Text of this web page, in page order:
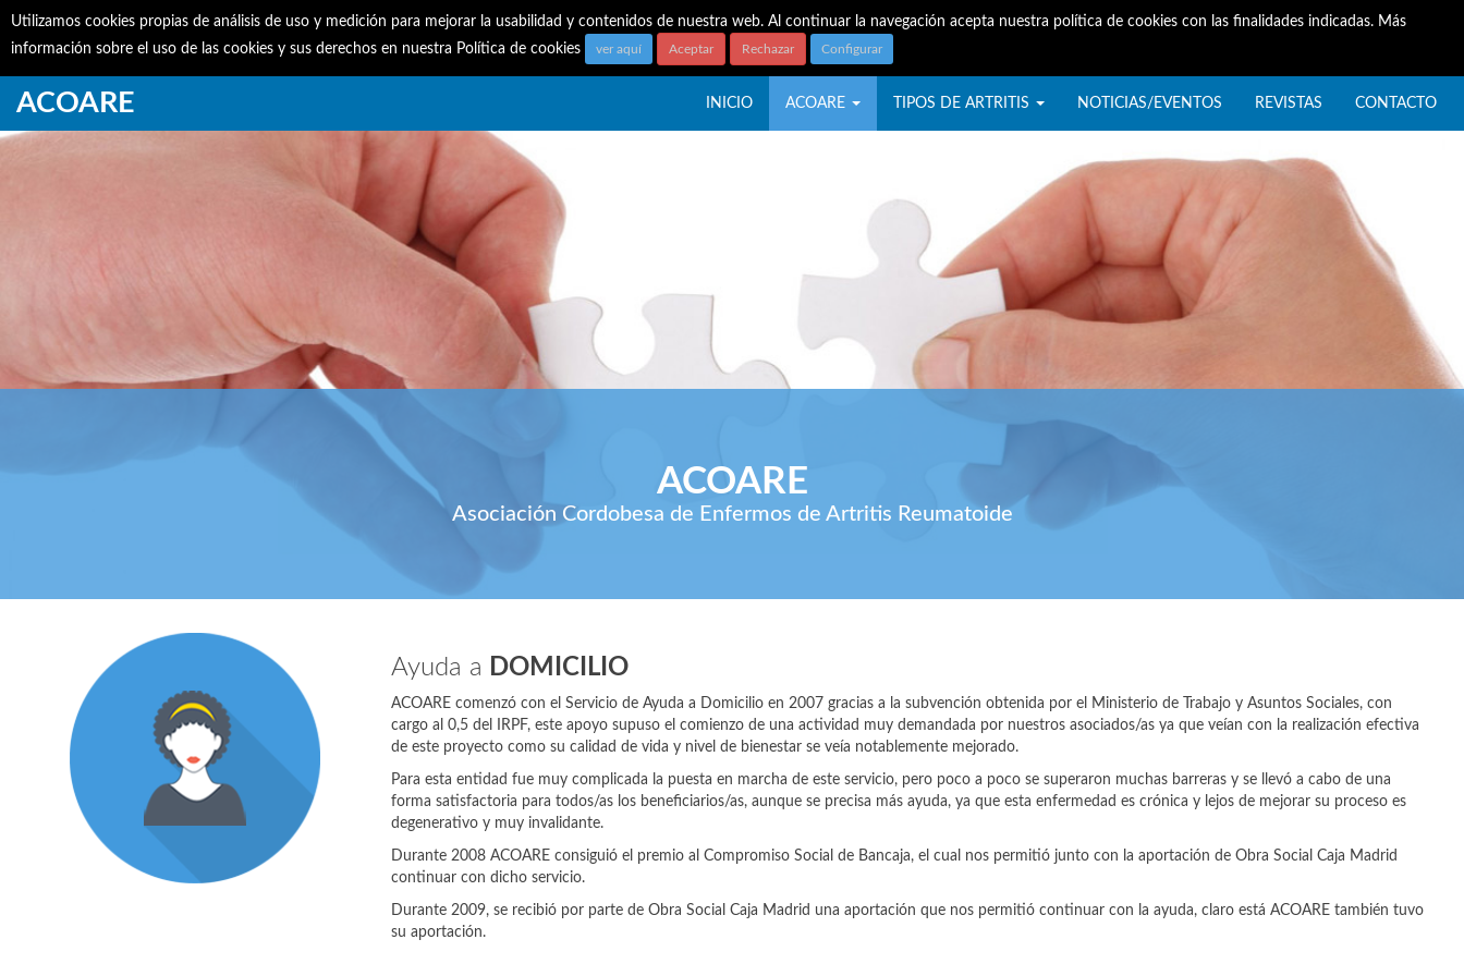
Utilizamos cookies propias de análisis de uso y medición para mejorar la usabilidad y contenidos de nuestra web. Al continuar la navegación acepta nuestra política de cookies con las finalidades indicadas. Más
información sobre el uso de las cookies y sus derechos en nuestra Política de cookies
ver aquí Aceptar Rechazar Configurar
ACOARE INICIO ACOARE TIPOS DE ARTRITIS NOTICIAS/EVENTOS REVISTAS CONTACTO
ACOARE
Asociación Cordobesa de Enfermos de Artritis Reumatoide
Ayuda a DOMICILIO
ACOARE comenzó con el Servicio de Ayuda a Domicilio en 2007 gracias a la subvención obtenida por el Ministerio de Trabajo y Asuntos Sociales, con
cargo al 0,5 del IRPF, este apoyo supuso el comienzo de una actividad muy demandada por nuestros asociados/as ya que veían con la realización efectiva
de este proyecto como su calidad de vida y nivel de bienestar se veía notablemente mejorado.
Para esta entidad fue muy complicada la puesta en marcha de este servicio, pero poco a poco se superaron muchas barreras y se llevó a cabo de una
forma satisfactoria para todos/as los beneficiarios/as, aunque se precisa más ayuda, ya que esta enfermedad es crónica y lejos de mejorar su proceso es
degenerativo y muy invalidante.
Durante 2008 ACOARE consiguió el premio al Compromiso Social de Bancaja, el cual nos permitió junto con la aportación de Obra Social Caja Madrid
continuar con dicho servicio.
Durante 2009, se recibió por parte de Obra Social Caja Madrid una aportación que nos permitió continuar con la ayuda, claro está ACOARE también tuvo
su aportación.